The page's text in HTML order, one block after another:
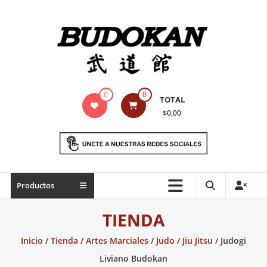
Indumentaria
marciales
Todo
necesario
0 0 TOTAL
$0,00
Productos
TIENDA
Inicio /Tienda /Artes Marciales/ Judo / Jiu Jitsu / Judogi
Liviano Budokan